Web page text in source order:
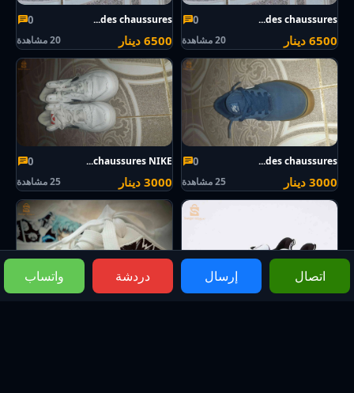
des chaussures...
0
6500 دينار 20 مشاهدة
des chaussures...
0
6500 دينار 20 مشاهدة
des chaussures...
0
3000 دينار 25 مشاهدة
chaussures NIKE...
0
3000 دينار 25 مشاهدة
اتصال إرسال دردشة واتساب